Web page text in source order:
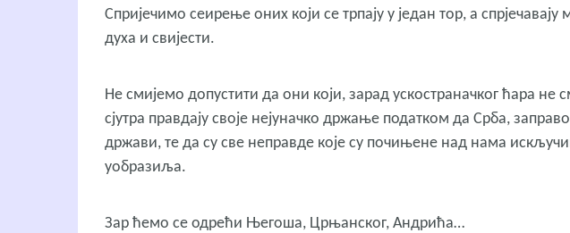
Спријечимо сеирење оних који се трпају у један тор, а
духа и свијести.
Не смијемо допустити да они који, зарад ускостраначког ћара не
сјутра правдају своје нејуначко држање податком да Срба,
држави, те да су све неправде које су почињене над нама
уобразиља.
Зар ћемо се одрећи Његоша, Црњанског, Андрића…